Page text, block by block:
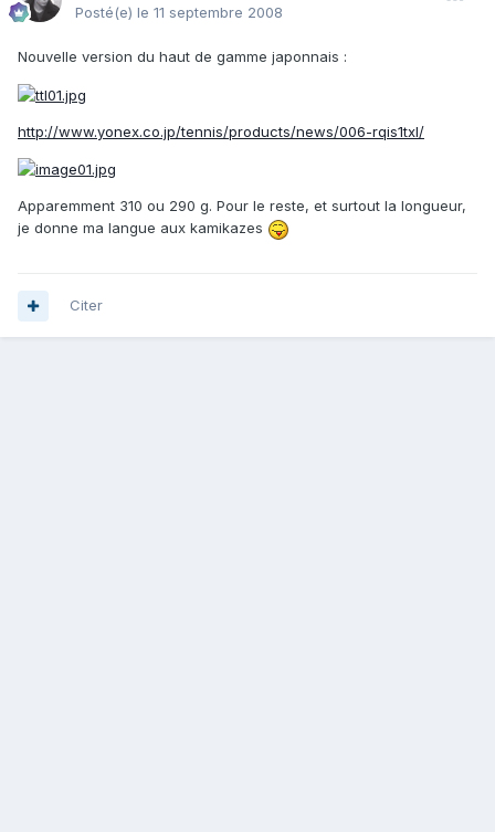
Posté(e) le 11 septembre 2008
Nouvelle version du haut de gamme japonnais :
http://www.yonex.co.jp/tennis/products/news/006-rqis1txl/
Apparemment 310 ou 290 g. Pour le reste, et surtout la longueur,
je donne ma langue aux kamikazes
Citer